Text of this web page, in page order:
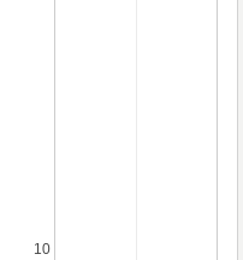
10
10